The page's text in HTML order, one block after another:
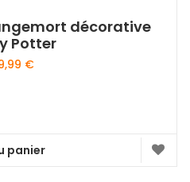
décorative
Potter
€
panier